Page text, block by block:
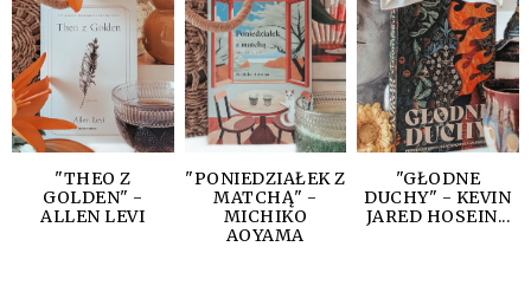
"THEO Z
GOLDEN" -
ALLEN LEVI
"PONIEDZIAŁEK Z
MATCHĄ" -
MICHIKO
AOYAMA
"GŁODNE
DUCHY" - KEVIN
JARED HOSEIN...